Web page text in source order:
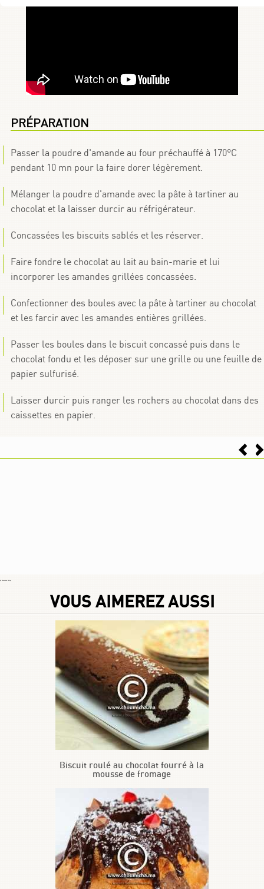
PRÉPARATION
Passer la poudre d'amande au four préchauffé à 170°C
pendant 10 mn pour la faire dorer légèrement.
Mélanger la poudre d'amande avec la pâte à tartiner au
chocolat et la laisser durcir au réfrigérateur.
Concassées les biscuits sablés et les réserver.
Faire fondre le chocolat au lait au bain-marie et lui
incorporer les amandes grillées concassées.
Confectionner des boules avec la pâte à tartiner au chocolat
et les farcir avec les amandes entières grillées.
Passer les boules dans le biscuit concassé puis dans le
chocolat fondu et les déposer sur une grille ou une feuille de
papier sulfurisé.
Laisser durcir puis ranger les rochers au chocolat dans des
caissettes en papier.
VOUS AIMEREZ AUSSI
Biscuit roulé au chocolat fourré à la
mousse de fromage